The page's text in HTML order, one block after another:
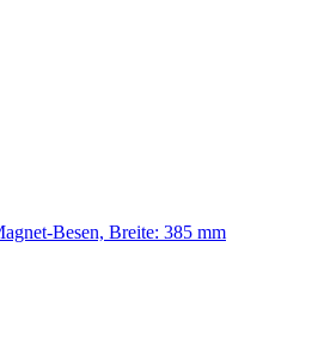
Besen, Breite: 385 mm